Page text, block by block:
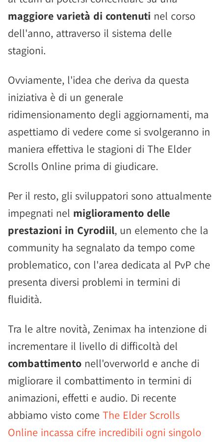
maggiore varietà di contenuti nel corso
dell'anno, attraverso il sistema delle
stagioni.
Ovviamente, l'idea che deriva da questa
iniziativa è di un generale
ridimensionamento degli aggiornamenti, ma
aspettiamo di vedere come si svolgeranno in
maniera effettiva le stagioni di The Elder
Scrolls Online prima di giudicare.
Per il resto, gli sviluppatori sono attualmente
impegnati nel miglioramento delle
prestazioni in Cyrodiil, un elemento che la
community ha segnalato da tempo come
problematico, con l'area dedicata al PvP che
presenta diversi problemi in termini di
fluidità.
Tra le altre novità, Zenimax ha intenzione di
incrementare il livello di difficoltà del
combattimento nell'overworld e anche di
migliorare il combattimento in termini di
animazioni, effetti e audio. Di recente
abbiamo visto come The Elder Scrolls
Online incassa cifre incredibili ogni singolo